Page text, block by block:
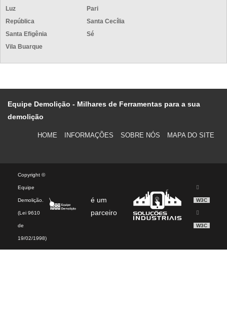
Luz
Pari
República
Santa Cecília
Santa Efigênia
Sé
Vila Buarque
Equipe Demolição - Milhares de Ferramentas para a sua
demolição
HOME INFORMAÇÕES SOBRE NÓS MAPA DO SITE
Copyright ©
Equipe
Demolição.
(Lei 9610
de
19/02/1998)
é um
parceiro
W3C
W3C